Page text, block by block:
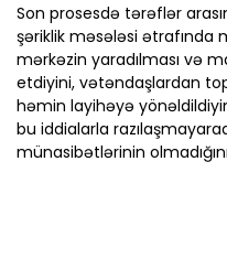
Son prosesdə tərəflər
şəriklik məsələsi ətrafında
mərkəzin yaradılması və
etdiyini, vətəndaşlardan
həmin layihəyə
bu iddialarla
münasibətlərinin